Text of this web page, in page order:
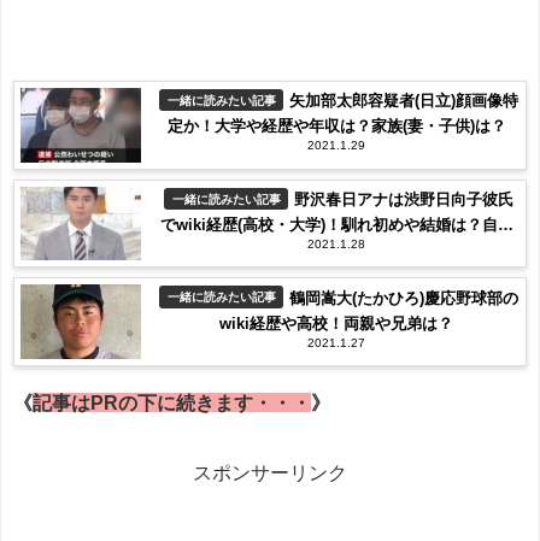
一緒に読みたい記事
矢加部太郎容疑者(日立)顔画像特
定か！大学や経歴や年収は？家族(妻・子供)は？
2021.1.29
一緒に読みたい記事
野沢春日アナは渋野日向子彼氏
でwiki経歴(高校・大学)！馴れ初めや結婚は？自宅
の場所は？【テレビ東京】
2021.1.28
一緒に読みたい記事
鶴岡嵩大(たかひろ)慶応野球部の
wiki経歴や高校！両親や兄弟は？
2021.1.27
《記事はPRの下に続きます・・・ 》
スポンサーリンク